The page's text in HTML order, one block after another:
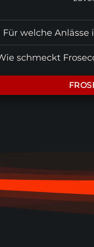
Für welche Anlässe
schmeckt